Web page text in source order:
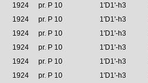
1924 pr. P 10 1'D1'-h3
1924 pr. P 10 1'D1'-h3
1924 pr. P 10 1'D1'-h3
1924 pr. P 10 1'D1'-h3
1924 pr. P 10 1'D1'-h3
1924 pr. P 10 1'D1'-h3